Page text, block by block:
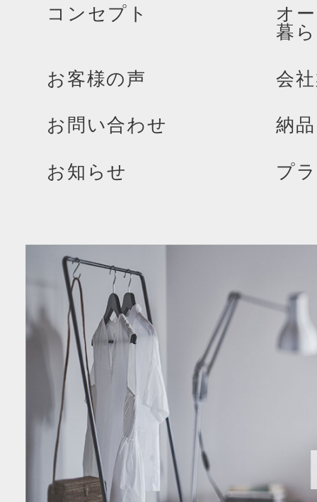
コンセプト
オ
暮
お客様の声 会
お問い合わせ 納
お知らせ プ